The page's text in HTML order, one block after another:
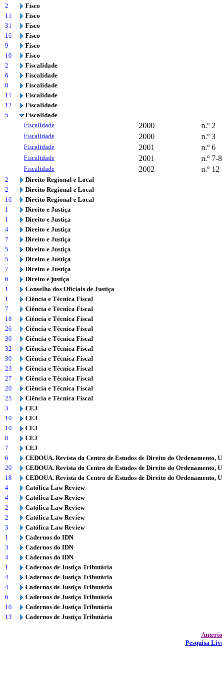
2
Fisco
11
Fisco
31
Fisco
16
Fisco
9
Fisco
10
Fisco
2
Fiscalidade
6
Fiscalidade
8
Fiscalidade
11
Fiscalidade
12
Fiscalidade
5
Fiscalidade
Fiscalidade
2000 n.º 2
Fiscalidade 2000 n.º 3
Fiscalidade 2001 n.º 6
Fiscalidade 2001 n.º 7-8
Fiscalidade 2002 n.º 12
2
Direito Regional e Local
2
Direito Regional e Local
16
Direito Regional e Local
1
Direito e Justiça
1
Direito e Justiça
4
Direito e Justiça
7
Direito e Justiça
5
Direito e Justiça
5
Direito e Justiça
7
Direito e Justiça
6
Direito e justiça
1
Conselho dos Oficiais de Justiça
1
Ciência e Técnica Fiscal
7
Ciência e Técnica Fiscal
18
Ciência e Técnica Fiscal
26
Ciência e Técnica Fiscal
30
Ciência e Técnica Fiscal
32
Ciência e Técnica Fiscal
30
Ciência e Técnica Fiscal
23
Ciência e Técnica Fiscal
27
Ciência e Técnica Fiscal
20
Ciência e Técnica Fiscal
25
Ciência e Técnica Fiscal
3
CEJ
10
CEJ
10
CEJ
8
CEJ
7
CEJ
6
CEDOUA. Revista do Centro de Estudos de Direito do Ordenamento,
20
CEDOUA. Revista do Centro de Estudos de Direito do Ordenamento,
18
CEDOUA. Revista do Centro de Estudos de Direito do Ordenamento,
4
Católica Law Review
4
Católica Law Review
2
Católica Law Review
2
Católica Law Review
3
Católica Law Review
1
Cadernos do IDN
3
Cadernos do IDN
4
Cadernos do IDN
1
Cadernos de Justiça Tributária
4
Cadernos de Justiça Tributária
4
Cadernos de Justiça Tributária
6
Cadernos de Justiça Tributária
10
Cadernos de Justiça Tributária
13
Cadernos de Justiça Tributária
Pesquisa